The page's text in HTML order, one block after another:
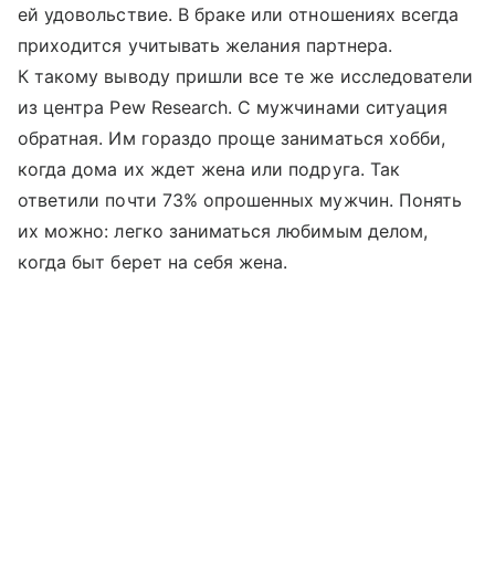
ей удовольствие. В браке или отношениях всегда
приходится учитывать желания партнера.
К такому выводу пришли все те же исследователи
из центра Pew Research. С мужчинами ситуация
обратная. Им гораздо проще заниматься хобби,
когда дома их ждет жена или подруга. Так
ответили почти 73% опрошенных мужчин. Понять
их можно: легко заниматься любимым делом,
когда быт берет на себя жена.